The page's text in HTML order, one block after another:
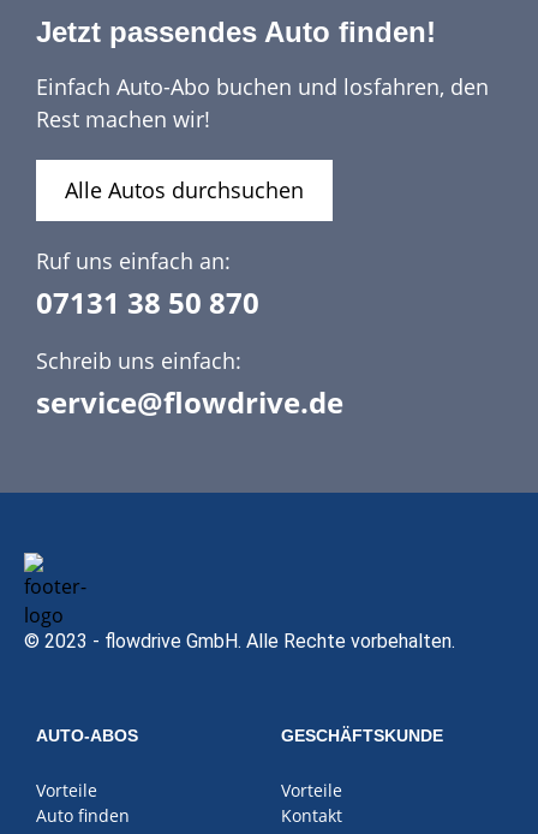
Jetzt passendes Auto finden!
Einfach Auto-Abo buchen und losfahren, den
Rest machen wir!
Alle Autos durchsuchen
Ruf uns einfach an:
07131 38 50 870
Schreib uns einfach:
service@flowdrive.de
© 2023 - flowdrive GmbH. Alle Rechte vorbehalten.
AUTO-ABOS
Vorteile
Auto finden
GESCHÄFTSKUNDE
Vorteile
Kontakt